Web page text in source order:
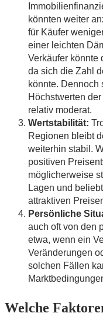
könnten weiter
für Käufer
einer leichten
Verkäufer könnte
da sich die Zahl
könnte. Dennoch
Höchstwerten
relativ moderat.
Wertstabilität:
Regionen bleibt
weiterhin stabil.
positiven
möglicherweise
Lagen und
attraktiven
Persönliche
auch oft von den
etwa, wenn ein
Veränderungen
solchen Fällen
Welche